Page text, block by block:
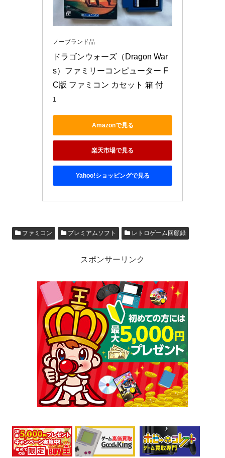
ノーブランド品
ドラゴンウォーズ（Dragon War
s）ファミリーコンピューター F
C版 ファミコン カセット 箱 付
1
Amazonで見る
楽天市場で見る
Yahoo!ショッピングで見る
ファミコン プレミアムソフト レトロゲーム回顧録
スポンサーリンク